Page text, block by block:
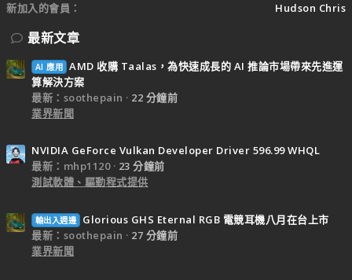
新加入的會員
Hudson Chris
最新文章
AI 應用 AMD 收購 Taalas，為快速成長的 AI 推論市場帶來先進運
算解決方案
最新：soothepain
22 分鐘前
業界新聞
NVIDIA GeForce Vulkan Developer Driver 596.99 WHQL
最新：mhp1120
23 分鐘前
測試軟體、驅動程式提供
輸出入週邊
Glorious GHS Eternal RGB 電競耳機八月在台上市
最新：soothepain
27 分鐘前
業界新聞